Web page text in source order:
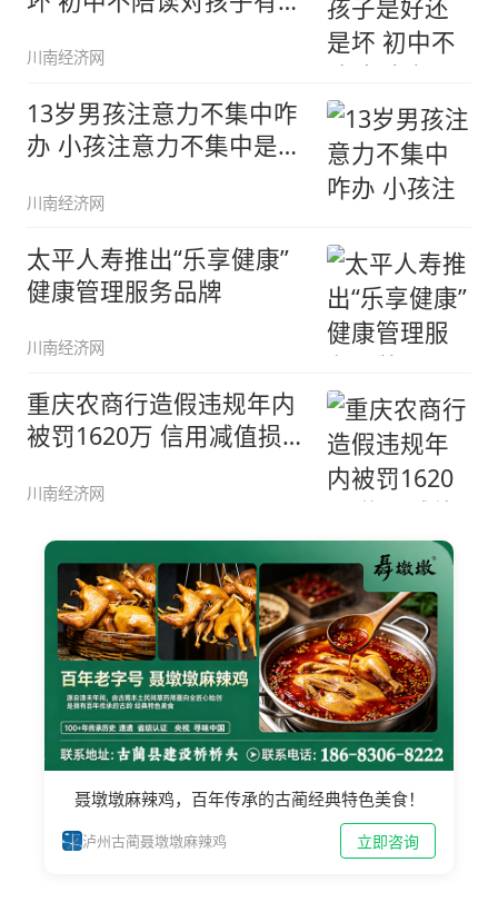
川南经济网
13岁男孩注意力不集中咋
办 小孩注意力不集中是多
川南经济网
太平人寿推出“乐享健康”
健康管理服务品牌
川南经济网
重庆农商行造假违规年内
被罚1620万 信用减值损失
川南经济网
聂墩墩麻辣鸡，百年传承的古蔺经典特色美食！
泸州古蔺聂墩墩麻辣鸡 立即咨询